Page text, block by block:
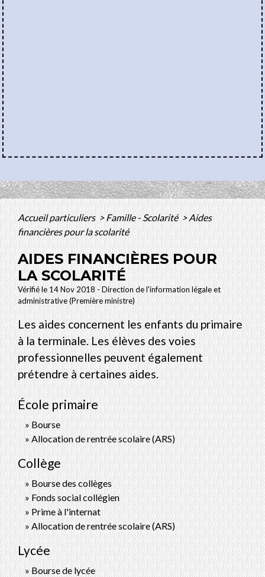
Accueil particuliers>Famille - Scolarité>Aides
financières pour la scolarité
AIDES FINANCIÈRES POUR
LA SCOLARITÉ
Vérifié le 14 Nov 2018 - Direction de l'information légale et
administrative (Première ministre)
Les aides concernent les enfants du primaire
à la terminale. Les élèves des voies
professionnelles peuvent également
prétendre à certaines aides.
École primaire
Bourse
Allocation de rentrée scolaire (ARS)
Collège
Bourse des collèges
Fonds social collégien
Prime à l'internat
Allocation de rentrée scolaire (ARS)
Lycée
Bourse de lycée